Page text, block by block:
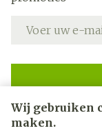
Wij gebruiken
maken.
Door op
nieuwsbrief en